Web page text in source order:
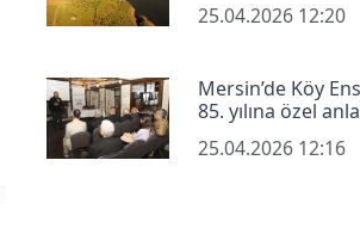
25.04.2026 12:20
Mersin’de Köy
85. yılına özel
25.04.2026 12:16